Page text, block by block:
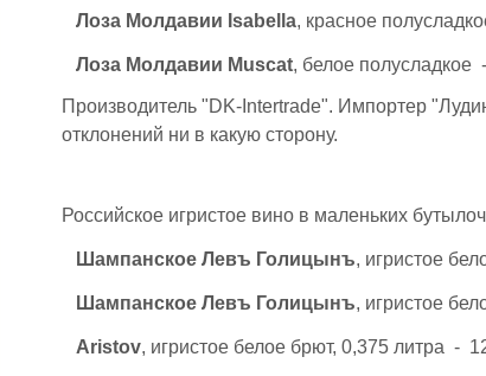
Лоза Молдавии Isabella, красное
Лоза Молдавии Muscat, белое полусладкое
Производитель "DK-Intertrade". Импортер
отклонений ни в какую сторону.
Российское игристое вино в маленьких
Шампанское Левъ Голицынъ, игристое
Шампанское Левъ Голицынъ, игристое
Aristov, игристое белое брют, 0,375 литра -